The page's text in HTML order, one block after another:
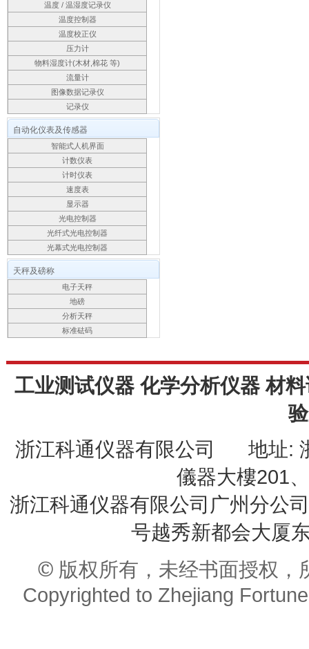
温度 / 温湿度记录仪
温度控制器
温度校正仪
压力计
物料湿度计(木材,棉花 等)
流量计
图像数据记录仪
记录仪
自动化仪表及传感器
智能式人机界面
计数仪表
计时仪表
速度表
显示器
光电控制器
光纤式光电控制器
光幕式光电控制器
天秤及磅称
电子天秤
地磅
分析天秤
标准砝码
工业测试仪器 化学分析仪器 材
浙江科通仪器有限公司 地址:
儀器大樓201
浙江科通仪器有限公司广州分
号越秀新都会大厦
© 版权所有，未经书面授权，
Copyrighted to Zhejiang